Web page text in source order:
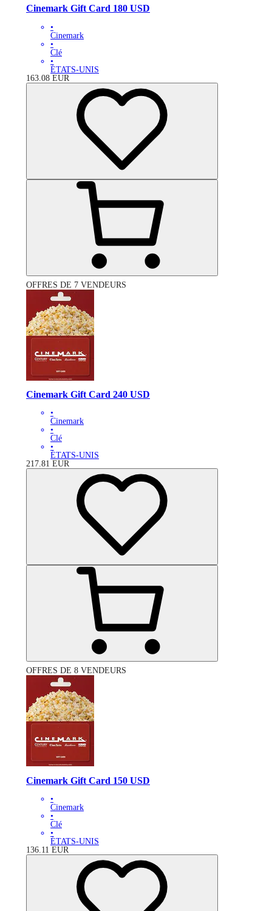
Cinemark Gift Card 180 USD
•
Cinemark
•
Clé
•
ÉTATS-UNIS
163.08 EUR
OFFRES DE 7 VENDEURS
Cinemark Gift Card 240 USD
•
Cinemark
•
Clé
•
ÉTATS-UNIS
217.81 EUR
OFFRES DE 8 VENDEURS
Cinemark Gift Card 150 USD
•
Cinemark
•
Clé
•
ÉTATS-UNIS
136.11 EUR